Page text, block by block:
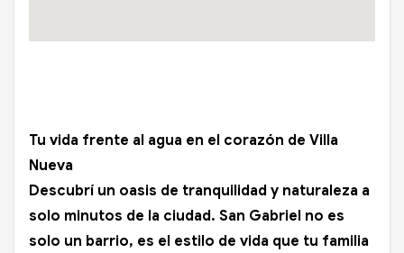
Tu vida frente al agua en el corazón de Villa
Nueva
Descubrí un oasis de tranquilidad y naturaleza a
solo minutos de la ciudad. San Gabriel no es
solo un barrio, es el estilo de vida que tu familia